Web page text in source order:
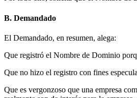
B. Demandado
El Demandado, en resumen, alega:
Que registró el Nombre de Dominio
Que no hizo el registro con fines
Que es vergonzoso que una empresa